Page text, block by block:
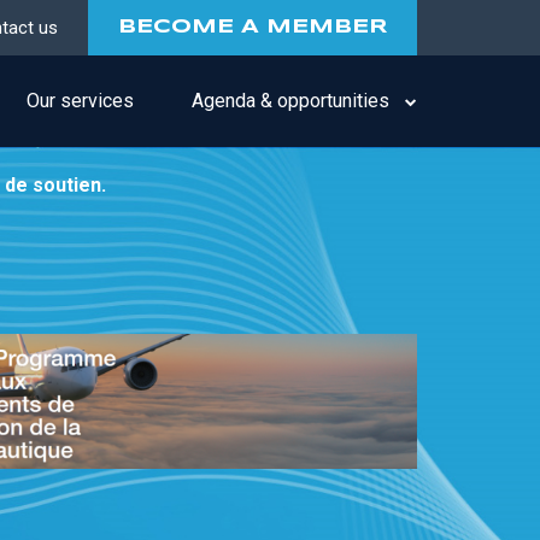
us BECOME A MEMBER
Our services Agenda & opportunities
de soutien.